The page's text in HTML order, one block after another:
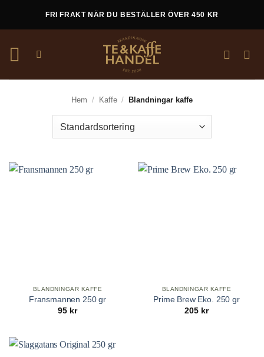
FRI FRAKT NÄR DU BESTÄLLER ÖVER 450 KR
Hem / Kaffe / Blandningar kaffe
BLANDNINGAR KAFFE
Fransmannen 250 gr
95 kr
BLANDNINGAR KAFFE
Prime Brew Eko. 250 gr
205 kr